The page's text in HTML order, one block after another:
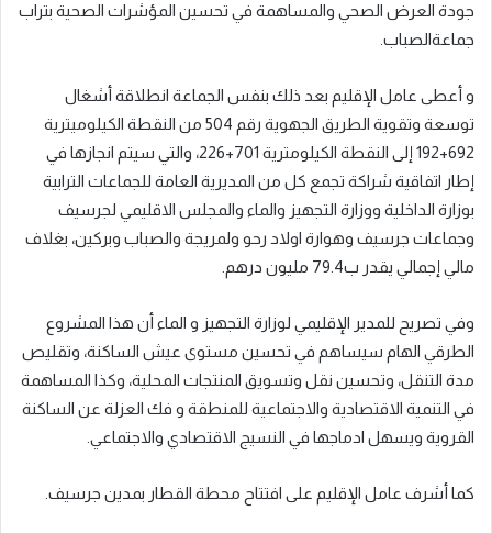
جودة العرض الصحي والمساهمة في تحسين المؤشرات الصحية بتراب
جماعةالصباب.
و أعطى عامل الإقليم بعد ذلك بنفس الجماعة انطلاقة أشغال
توسعة وتقوية الطريق الجهوية رقم 504 من النقطة الكيلوميترية
692+192 إلى النقطة الكيلومترية 701+226، والتي سيتم انجازها في
إطار اتفاقية شراكة تجمع كل من المديرية العامة للجماعات الترابية
بوزارة الداخلية ووزارة التجهيز والماء والمجلس الاقليمي لجرسيف
وجماعات جرسيف وهوارة اولاد رحو ولمريجة والصباب وبركين، بغلاف
مالي إجمالي يقدر ب79.4 مليون درهم.
وفي تصريح للمدير الإقليمي لوزارة التجهيز و الماء أن هذا المشروع
الطرقي الهام سيساهم في تحسين مستوى عيش الساكنة، وتقليص
مدة التنقل، وتحسين نقل وتسويق المنتجات المحلية، وكذا المساهمة
في التنمية الاقتصادية والاجتماعية للمنطقة و فك العزلة عن الساكنة
القروية ويسهل ادماجها في النسيج الاقتصادي والاجتماعي.
كما أشرف عامل الإقليم على افتتاح محطة القطار بمدين جرسيف.